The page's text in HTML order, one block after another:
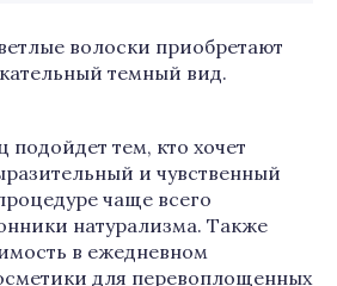
волоски приобретают
темный вид.
тем, кто хочет
и чувственный
чаще всего
натурализма. Также
в ежедневном
для перевоплощенных